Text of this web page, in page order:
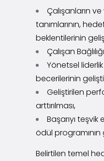
Çalışanların
tanımlarının,
beklentilerinin
Çalışan
Yönetsel
becerilerinin
Geliştirilen
arttırılması,
Başarıyı
ödül programının
Belirtilen temel